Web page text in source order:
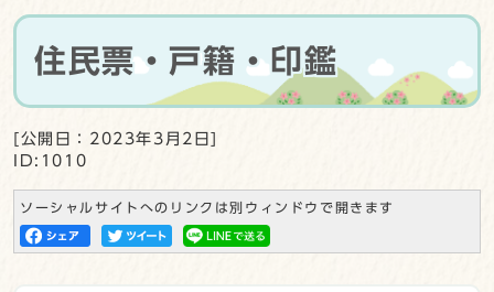
住民票・戸籍・印鑑
[公開日：2023年3月2日]
ID:1010
ソーシャルサイトへのリンクは別ウィンドウで開きます